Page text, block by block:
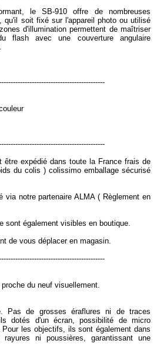
le SB-910 offre de nombreuses
qu'il soit fixé sur l'appareil photo ou utilisé
d'illumination permettent de maîtriser
flash avec une couverture angulaire
être expédié dans toute la France frais de
du colis ) colissimo emballage sécurisé
via notre partenaire ALMA ( Règlement en
sont également visibles en boutique.
de vous déplacer en magasin.
du neuf visuellement.
Pas de grosses éraflures ni de traces
dotés d'un écran, possibilité de micro
les objectifs, ils sont également dans
ni poussières, garantissant une